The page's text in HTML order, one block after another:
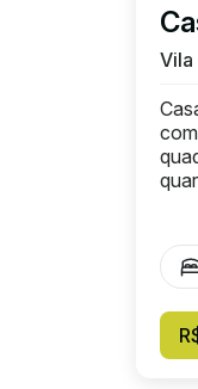
Vila